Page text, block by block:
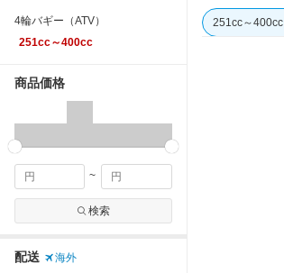
4輪バギー（ATV）
251cc～400cc
商品価格
~
検索
配送
海外
251cc～400cc